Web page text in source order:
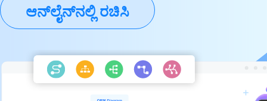
ಆನ್‌ಲೈನ್‌ನಲ್ಲಿ ರಚಿಸಿ